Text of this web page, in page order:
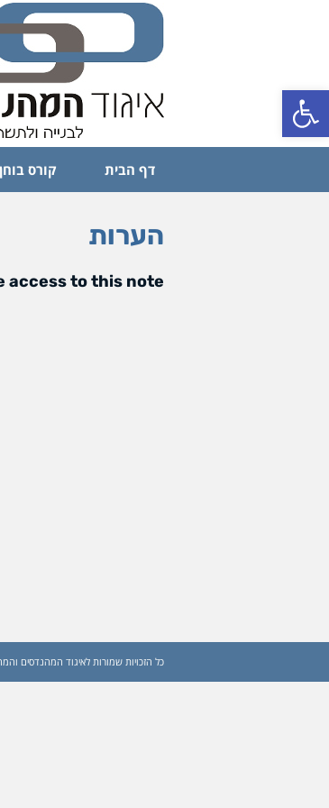
פתח סרגל נגישות
דף הבית קורס
הערות
access to this note.
כל הזכויות שמורות לאיגוד המהנדסים והמהנדס רפאל